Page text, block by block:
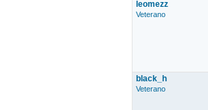
leomezz
Veterano
black_h
Veterano